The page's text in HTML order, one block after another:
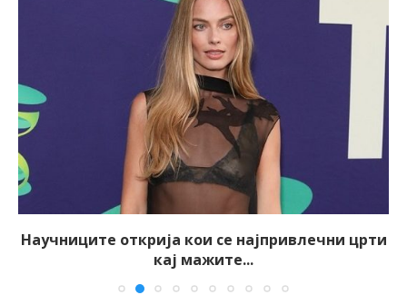
Научниците открија кои се најпривлечни црти
кај мажите...